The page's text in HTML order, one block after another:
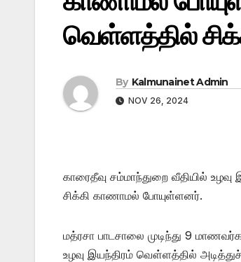
வெள்ளத்தில்
By Kalmunainet Admin
NOV 26, 2024
காரைதீவு சம்மாந்துறை வீதியில்
சிக்கி காணாமல் ​போயுள்ளனர்.
மத்ரசா பாடசாலை முடிந்து 9
உழவு இயந்திரம் வௌ்ளத்தில்